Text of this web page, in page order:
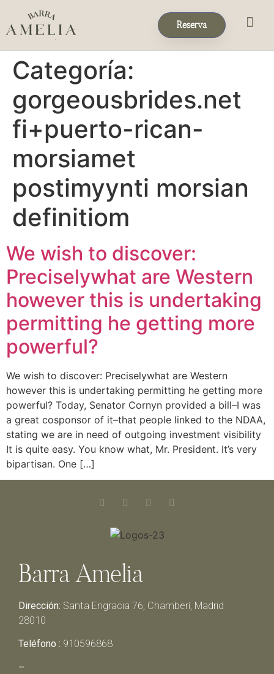
Reserva
Categoría:
gorgeousbrides.net
fi+puerto-rican-
morsiamet
postimyynti morsian
definitiom
We wish to discover:
Preciselywhat are Western
however this is undertaking
permitting he getting more
powerful?
We wish to discover: Preciselywhat are Western
however this is undertaking permitting he getting more
powerful? Today, Senator Cornyn provided a bill–I was
a great cosponsor of it–that people linked to the NDAA,
stating we are in need of outgoing investment visibility
It is quite easy. You know what, Mr. President. It’s very
bipartisan. One […]
Barra Amelia
Dirección: Santa Engracia 76, Chamberí, Madrid
28010
Teléfono : 910596868
–